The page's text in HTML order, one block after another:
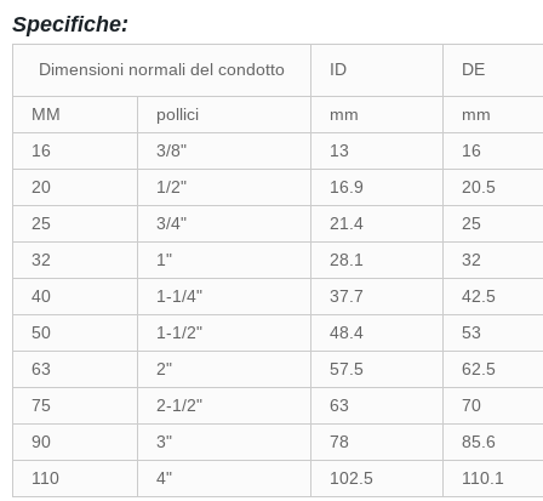
Specifiche:
Dimensioni normali del condotto ID DE
MM pollici mm
mm
16
3/8" 13
16
20
1/2" 16.9
20.5
25
3/4" 21.4
25
32
1" 28.1
32
40
1-1/4" 37.7
42.5
50
1-1/2" 48.4
53
63
2" 57.5
62.5
75
2-1/2" 63
70
90
3" 78
85.6
110
4" 102.5 110.1